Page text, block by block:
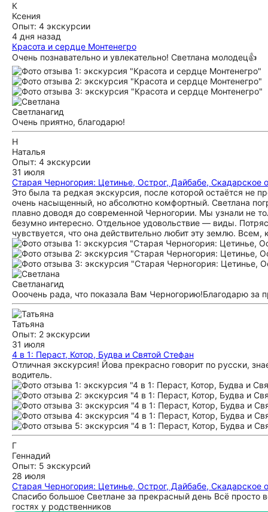
К
Ксения
Опыт: 4 экскурсии
4 дня назад
Красота и сердце Монтенегро
Очень познавательно и увлекательно! Светлана молодец👍
Светланагид
Очень приятно, благодарю!
Н
Наталья
Опыт: 4 экскурсии
31 июля
Старая Черногория: Цетинье, Острог, Дайбабе, Скадарское
Это была та редкая экскурсия, после которой остаётся не
очень насыщенный, но абсолютно комфортный. Светлана
плавно доводя до современной Черногории. Мы узнали не
безумно интересно. Отдельное удовольствие — виды.
чувствуется, что она действительно любит эту землю.
Светланагид
Ооочень рада, что показала Вам Черногорию!Благодарю за
Татьяна
Опыт: 2 экскурсии
31 июля
4 в 1: Пераст, Котор, Будва и Святой Стефан
Отличная экскурсия! Йова прекрасно говорит по русски,
водитель.
Г
Геннадий
Опыт: 5 экскурсий
28 июля
Старая Черногория: Цетинье, Острог, Дайбабе, Скадарское
Спасибо большое Светлане за прекрасный день Всё
гостях у родственников